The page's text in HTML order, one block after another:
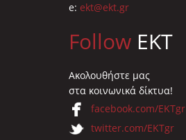
e: ekt@ekt.gr
Follow EKT
Ακολουθήστε μας
στα κοινωνικά δίκτυα!
facebook.com/EKTgr
twitter.com/EKTgr